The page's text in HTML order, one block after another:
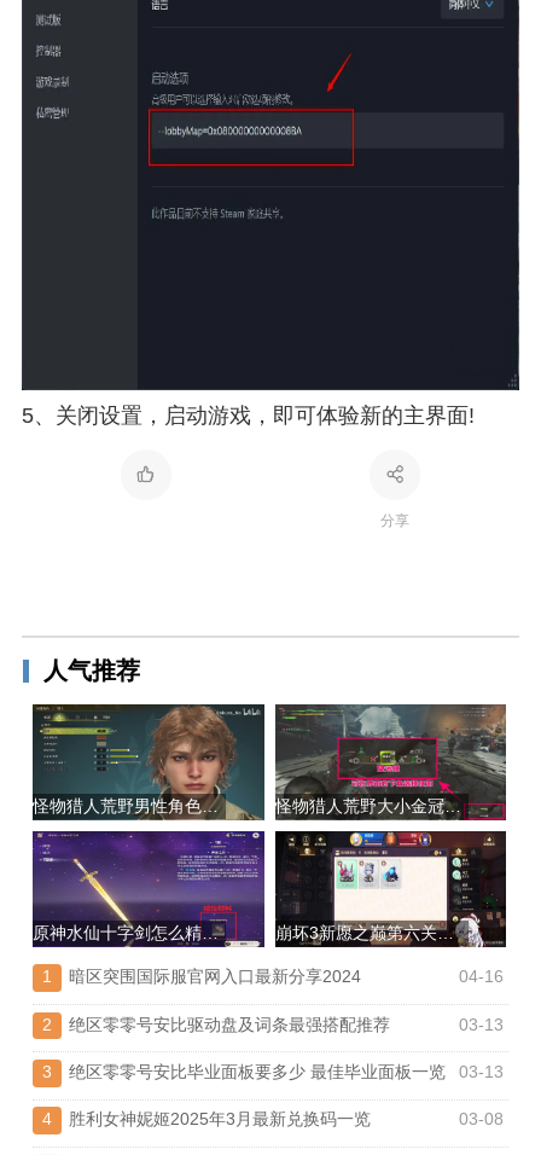
5、关闭设置，启动游戏，即可体验新的主界面!
分享
人气推荐
怪物猎人荒野男性角色捏脸推荐|捏脸数据导入教程 怪物猎人荒野大小金冠高效速刷方法分享
原神水仙十字剑怎么精炼|精炼材料获取方法 崩坏3新愿之巅第六关通关攻略
1 暗区突围国际服官网入口最新分享2024 04-16
2 绝区零零号安比驱动盘及词条最强搭配推荐 03-13
3 绝区零零号安比毕业面板要多少 最佳毕业面板一览 03-13
4 胜利女神妮姬2025年3月最新兑换码一览 03-08